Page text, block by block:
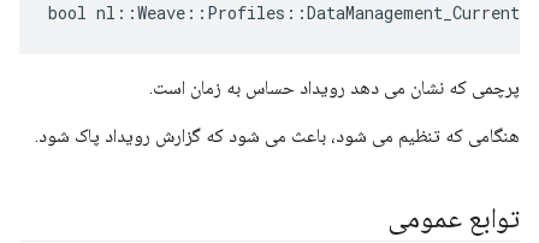
bool
پرچمی که نشان می دهد رویداد حساس به زمان است.
هنگامی که تنظیم می شود، باعث می شود که گزارش رویداد پاک شود.
توابع عمومی